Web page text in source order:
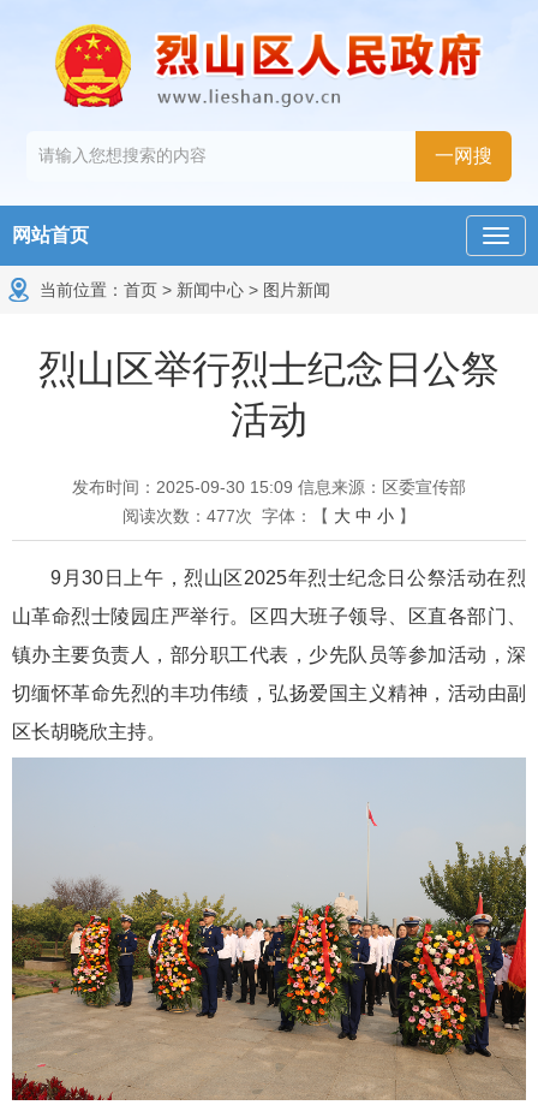
网站首页
当前位置： 首页 > 新闻中心 > 图片新闻
烈山区举行烈士纪念日公祭
活动
发布时间：2025-09-30 15:09 信息来源：区委宣传部
阅读次数： 477次 字体：【 大 中 小 】
9月30日上午，烈山区2025年烈士纪念日公祭活动在烈
山革命烈士陵园庄严举行。区四大班子领导、区直各部门、
镇办主要负责人，部分职工代表，少先队员等参加活动，深
切缅怀革命先烈的丰功伟绩，弘扬爱国主义精神，活动由副
区长胡晓欣主持。